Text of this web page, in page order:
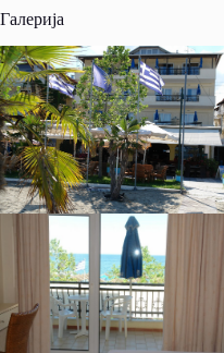
Галерија